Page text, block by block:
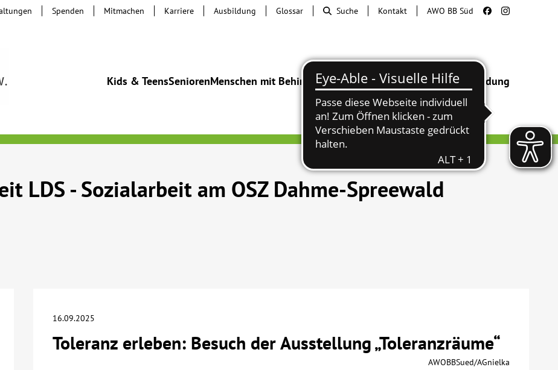
Kids & TeensSeniorenMenschen mit BehinderungBeratung & HilfeBegegnung Bildung
Spenden Mitmachen Karriere Ausbildung Glossar Suche Kontakt AWO BB Süd
LDS - Sozialarbeit am OSZ Dahme-Spreewald
16.09.2025
Toleranz erleben: Besuch der Ausstellung „Toleranzräume“
AWOBBSued/AGnielka